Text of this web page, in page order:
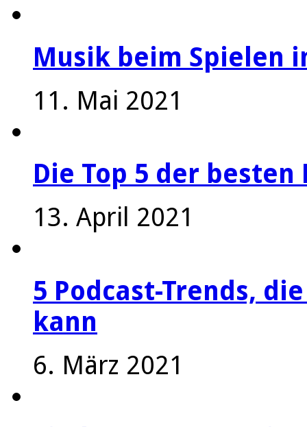
Musik beim Spielen
11. Mai 2021
Die Top 5 der besten
13. April 2021
5 Podcast-Trends,
kann
6. März 2021